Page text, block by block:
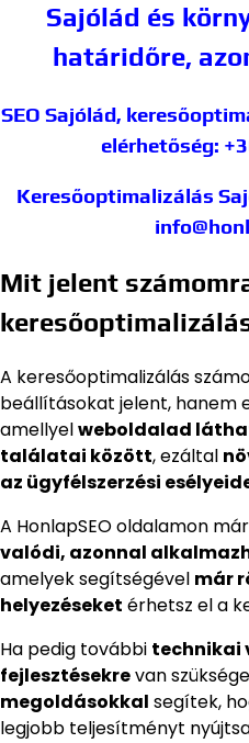
Sajólád és
határidőre,
SEO Sajólád,
elérhetőség:
Keresőoptimalizálás
Mit jelent
A keresőoptimalizálás
beállításokat jelent, hanem
amellyelweboldalad
találatai között, ezáltal
az ügyfélszerzési
A HonlapSEO oldalamon
valódi, azonnal
amelyek segítségével már
helyezéseket érhetsz el a
Ha pedig további technikai
fejlesztésekrevan
megoldásokkal segítek,
legjobb teljesítményt